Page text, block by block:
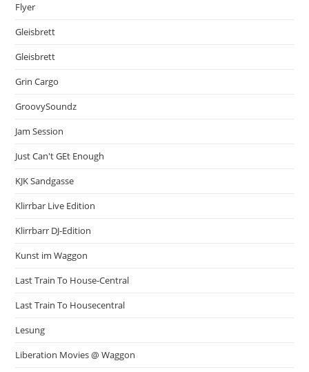
Flyer
Gleisbrett
Gleisbrett
Grin Cargo
GroovySoundz
Jam Session
Just Can't GEt Enough
KJK Sandgasse
Klirrbar Live Edition
Klirrbarr DJ-Edition
Kunst im Waggon
Last Train To House-Central
Last Train To Housecentral
Lesung
Liberation Movies @ Waggon